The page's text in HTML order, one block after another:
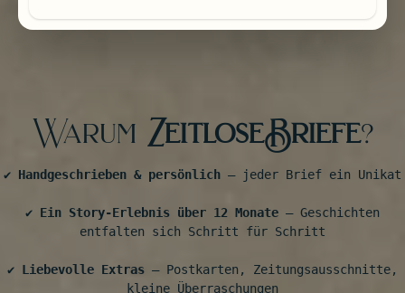
Warum ZeitloseBriefe?
✔️ Handgeschrieben & persönlich – jeder Brief ein Unikat
✔️ Ein Story-Erlebnis über 12 Monate – Geschichten
entfalten sich Schritt für Schritt
✔️ Liebevolle Extras – Postkarten, Zeitungsausschnitte,
kleine Überraschungen